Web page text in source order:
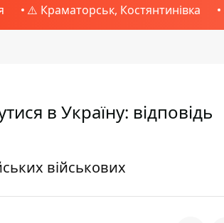
⚠️ Краматорськ, Костянтинівка
в Україну: відповідь
військових